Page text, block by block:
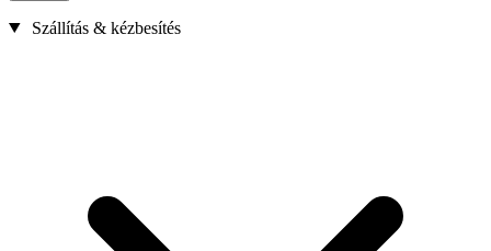
Szállítás & kézbesítés